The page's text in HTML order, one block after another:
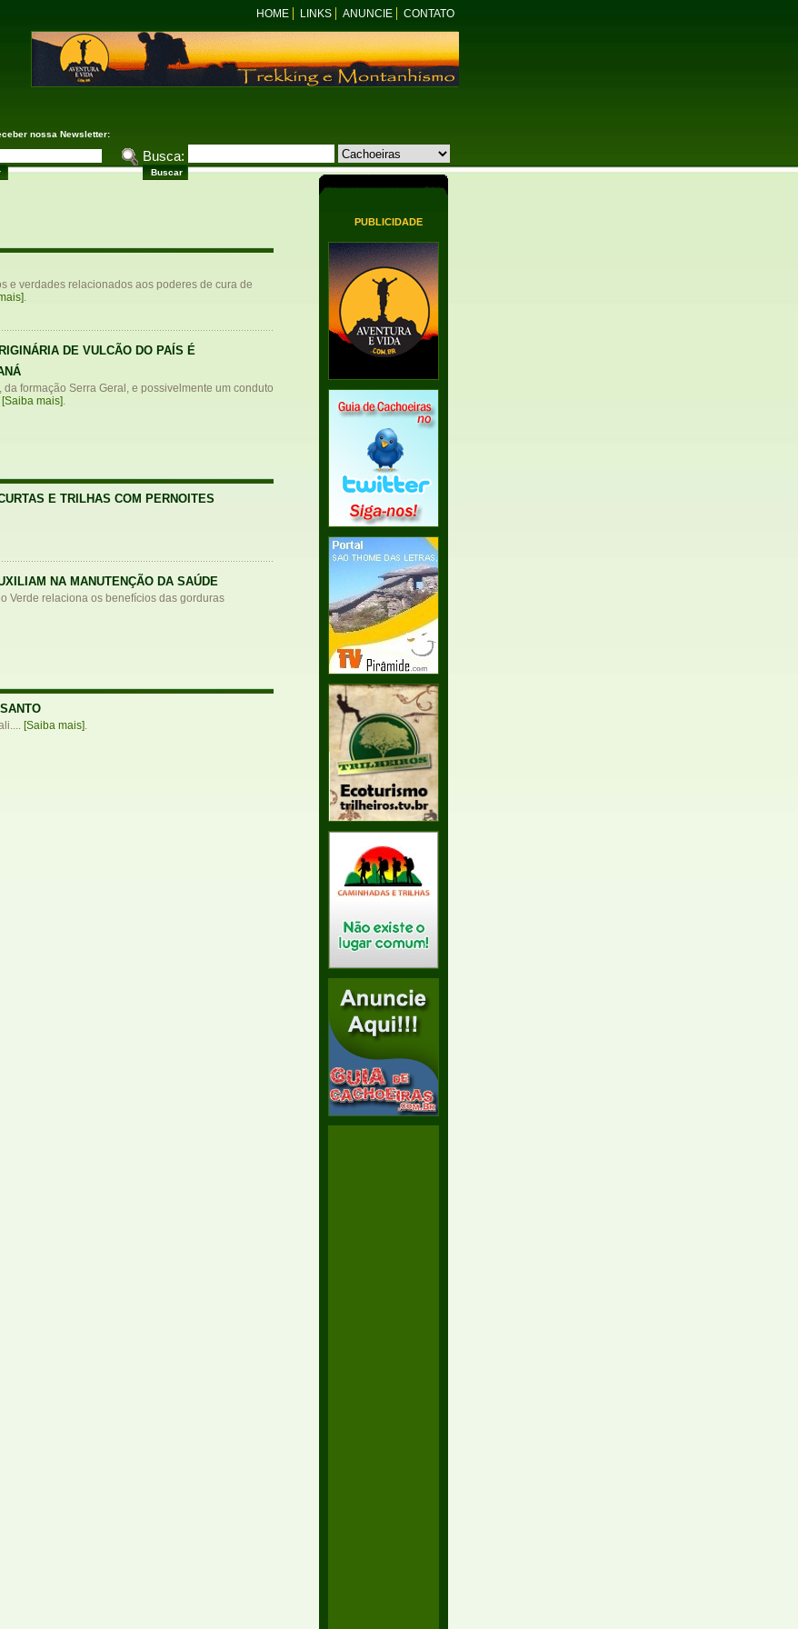
HOME LINKS ANUNCIE CONTATO
Busca:
nossa Newsletter:
e verdades relacionados aos poderes de cura de
.
DE VULCÃO DO PAÍS É
da formação Serra Geral, e possivelmente um conduto
[Saiba mais].
E TRILHAS COM PERNOITES
NA MANUTENÇÃO DA SAÚDE
Verde relaciona os benefícios das gorduras
[Saiba mais].
PUBLICIDADE